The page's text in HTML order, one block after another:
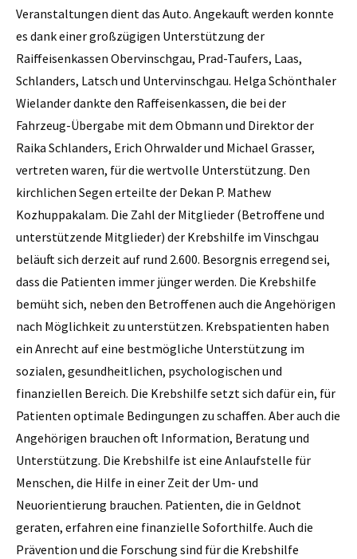
Veranstaltungen dient das Auto. Angekauft werden konnte
es dank einer großzügigen Unterstützung der
Raiffeisenkassen Obervinschgau, Prad-Taufers, Laas,
Schlanders, Latsch und Untervinschgau. Helga Schönthaler
Wielander dankte den Raffeisenkassen, die bei der
Fahrzeug-Übergabe mit dem Obmann und Direktor der
Raika Schlanders, Erich Ohrwalder und Michael Grasser,
vertreten waren, für die wertvolle Unterstützung. Den
kirchlichen Segen erteilte der Dekan P. Mathew
Kozhuppakalam. Die Zahl der Mitglieder (Betroffene und
unterstützende Mitglieder) der Krebshilfe im Vinschgau
beläuft sich derzeit auf rund 2.600. Besorgnis erregend sei,
dass die Patienten immer jünger werden. Die Krebshilfe
bemüht sich, neben den Betroffenen auch die Angehörigen
nach Möglichkeit zu unterstützen. Krebspatienten haben
ein Anrecht auf eine bestmögliche Unterstützung im
sozialen, gesundheitlichen, psychologischen und
finanziellen Bereich. Die Krebshilfe setzt sich dafür ein, für
Patienten optimale Bedingungen zu schaffen. Aber auch die
Angehörigen brauchen oft Information, Beratung und
Unterstützung. Die Krebshilfe ist eine Anlaufstelle für
Menschen, die Hilfe in einer Zeit der Um- und
Neuorientierung brauchen. Patienten, die in Geldnot
geraten, erfahren eine finanzielle Soforthilfe. Auch die
Prävention und die Forschung sind für die Krebshilfe